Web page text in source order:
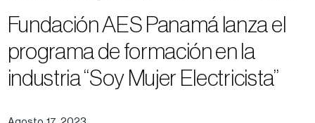
Fundación AES Panamá lanza el
programa de formación en la
industria “Soy Mujer Electricista”